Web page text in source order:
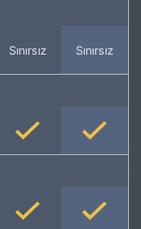
Sınırsız Sınırsız